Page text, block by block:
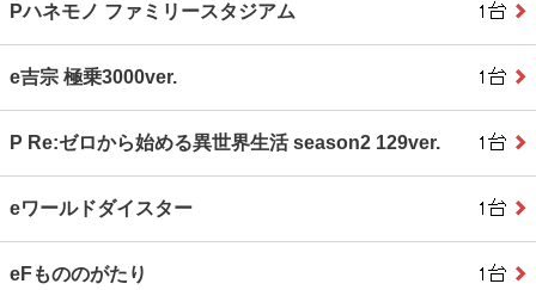
Pハネモノ ファミリースタジアム
e吉宗 極乗3000ver.
P Re:ゼロから始める異世界生活 season2 129ver.
eワールドダイスター
eFもののがたり